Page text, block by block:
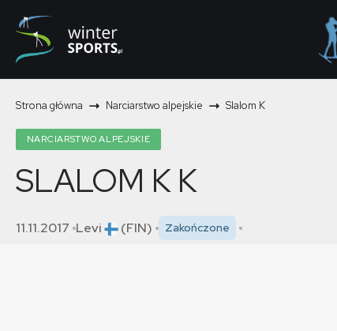
Strona główna Narciarstwo alpejskie Slalom K
NARCIARSTWO ALPEJSKIE
SLALOM K K
11.11.2017 Levi (FIN) Zakończone